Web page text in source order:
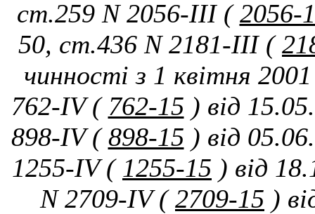
ст.259 N 2056-III ( 2056-
50, ст.436 N 2181-III (
чинності з 1 квітня
762-IV ( 762-15 ) від
898-IV ( 898-15 ) від
1255-IV ( 1255-15 ) від
N 2709-IV ( 2709-15 )